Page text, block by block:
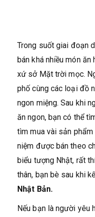
Trong suốt giai đoạn
bán khá nhiều món
xứ sở Mặt trời mọc.
phố cùng các loại đồ
ngon miệng. Sau khi
ăn ngon, bạn có thể
tìm mua vài sản
niệm được bán theo
biểu tượng Nhật, rất
thân, bạn bè sau khi
Nhật Bản.
Nếu bạn là người yêu